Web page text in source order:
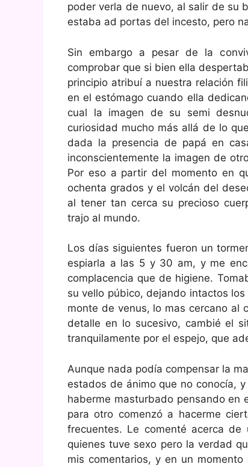
poder verla de nuevo, al salir de su
estaba ad portas del incesto, pero
Sin embargo a pesar de la
comprobar que si bien ella
principio atribuí a nuestra relación
en el estómago cuando ella
cual la imagen de su semi
curiosidad mucho más allá de lo
dada la presencia de papá en
inconscientemente la imagen de
Por eso a partir del momento en
ochenta grados y el volcán del
al tener tan cerca su precioso
trajo al mundo.
Los días siguientes fueron un
espiarla a las 5 y 30 am, y me
complacencia que de higiene.
su vello púbico, dejando intactos
monte de venus, lo mas cercano al
detalle en lo sucesivo, cambié el
tranquilamente por el espejo, que
Aunque nada podía compensar la
estados de ánimo que no conocía,
haberme masturbado pensando en
para otro comenzó a hacerme
frecuentes. Le comenté acerca
quienes tuve sexo pero la verdad
mis comentarios, y en un